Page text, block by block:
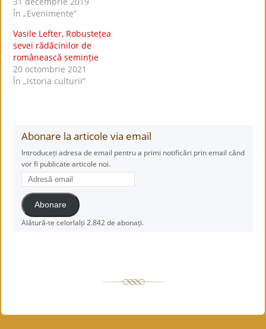
În „Evenimente”
Vasile Lefter, Robustețea
sevei rădăcinilor de
românească seminție
20 octombrie 2021
În „Istoria culturii”
Abonare la articole via email
Introduceți adresa de email pentru a primi notificări prin email când
vor fi publicate articole noi.
Adresă
email
Abonare
Alătură-te celorlalți 2.842 de abonați.